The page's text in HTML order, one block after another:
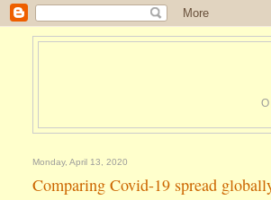
Monday, April 13, 2020
Comparing Covid-19 spread